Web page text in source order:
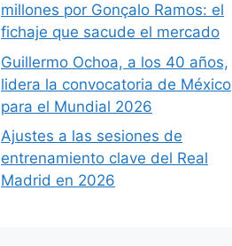
millones por Gonçalo Ramos: el
fichaje que sacude el mercado
Guillermo Ochoa, a los 40 años,
lidera la convocatoria de México
para el Mundial 2026
Ajustes a las sesiones de
entrenamiento clave del Real
Madrid en 2026